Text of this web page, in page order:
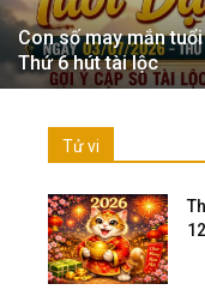
Con số may mắn
Thứ 6 hút tài lộc
Tử vi